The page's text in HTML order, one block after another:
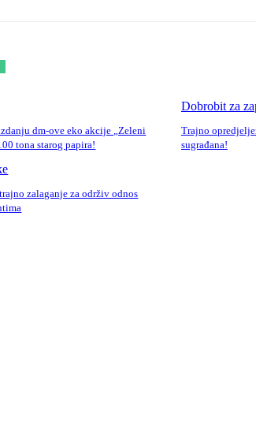
dm-ove eko akcije „Zeleni
tona starog papira!
Dobrobit za
Trajno
sugrađana!
zalaganje za održiv odnos